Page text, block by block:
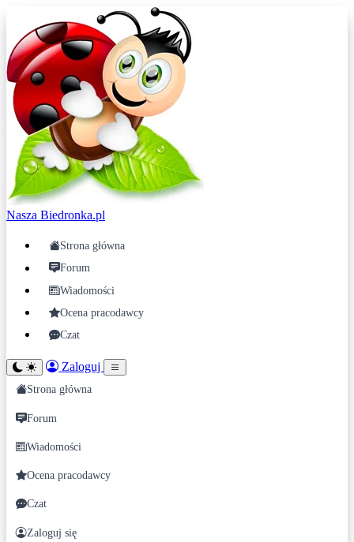
Nasza Biedronka.pl
Strona główna
Forum
Wiadomości
Ocena pracodawcy
Czat
Zaloguj
Strona główna
Forum
Wiadomości
Ocena pracodawcy
Czat
Zaloguj się